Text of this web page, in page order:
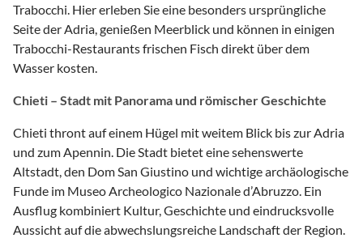
Trabocchi. Hier erleben Sie eine besonders ursprüngliche
Seite der Adria, genießen Meerblick und können in einigen
Trabocchi-Restaurants frischen Fisch direkt über dem
Wasser kosten.
Chieti – Stadt mit Panorama und römischer Geschichte
Chieti thront auf einem Hügel mit weitem Blick bis zur Adria
und zum Apennin. Die Stadt bietet eine sehenswerte
Altstadt, den Dom San Giustino und wichtige archäologische
Funde im Museo Archeologico Nazionale d’Abruzzo. Ein
Ausflug kombiniert Kultur, Geschichte und eindrucksvolle
Aussicht auf die abwechslungsreiche Landschaft der Region.